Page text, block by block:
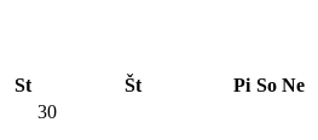
St Št Pi So Ne
30